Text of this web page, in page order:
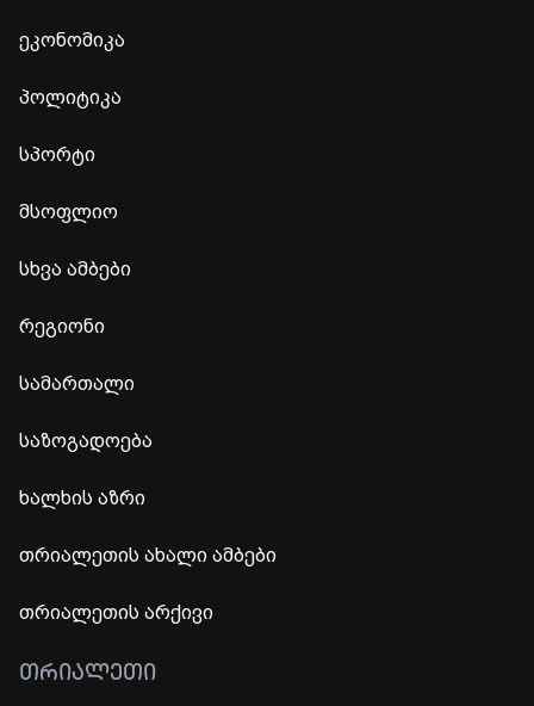
ეკონომიკა
პოლიტიკა
სპორტი
მსოფლიო
სხვა ამბები
რეგიონი
სამართალი
საზოგადოება
ხალხის აზრი
თრიალეთის ახალი ამბები
თრიალეთის არქივი
ᲗᲠᲘᲐᲚᲔᲗᲘ